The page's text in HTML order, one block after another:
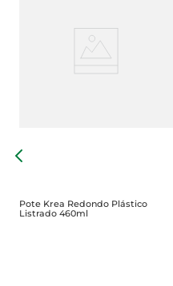
Pote Krea Redondo Plástico
Listrado 460ml